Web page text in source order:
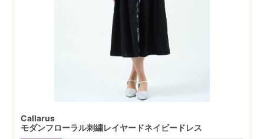
Callarus
モダンフローラル刺繍レイヤードネイビードレス